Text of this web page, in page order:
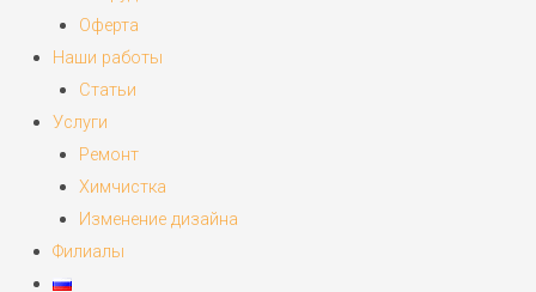
Оферта
Наши работы
Статьи
Услуги
Ремонт
Химчистка
Изменение дизайна
Филиалы